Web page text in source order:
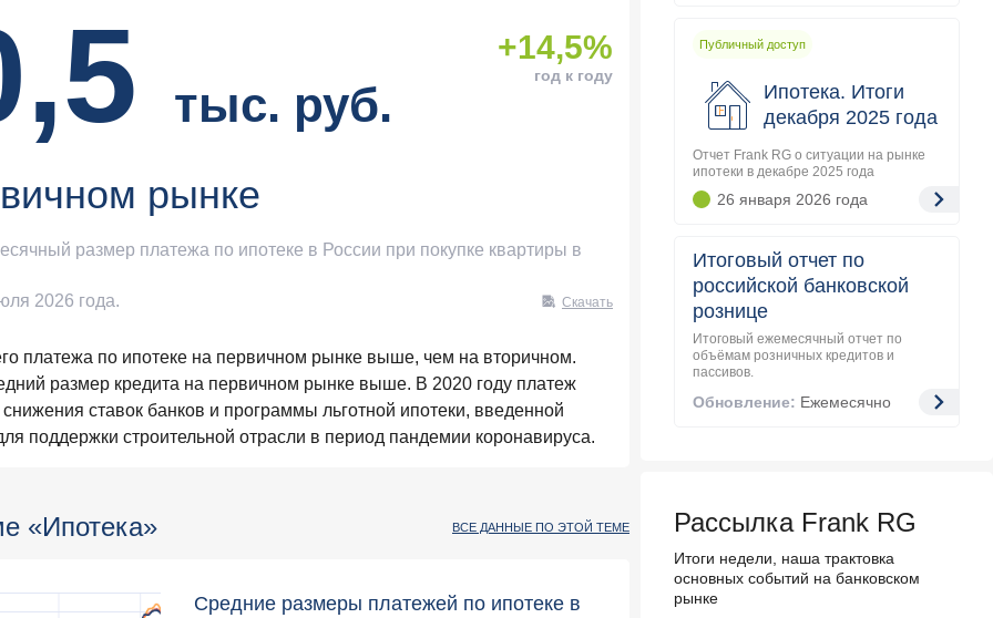
тыс. руб.
+14,5%
год к году
рынке
размер платежа по ипотеке в России при покупке квартиры в
2026 года. Скачать
платежа по ипотеке на первичном рынке выше, чем на вторичном.
размер кредита на первичном рынке выше. В 2020 году платеж
снижения ставок банков и программы льготной ипотеки, введенной
поддержки строительной отрасли в период пандемии коронавируса.
«Ипотека» ВСЕ ДАННЫЕ ПО ЭТОЙ ТЕМЕ
Средние размеры платежей по ипотеке в
Публичный доступ
Ипотека. Итоги
декабря 2025 года
Отчет Frank RG о ситуации на рынке
ипотеки в декабре 2025 года
26 января 2026 года
Итоговый отчет по
российской банковской
рознице
Итоговый ежемесячный отчет по
объёмам розничных кредитов и
пассивов.
Обновление: Ежемесячно
Рассылка Frank RG
Итоги недели, наша трактовка
основных событий на банковском
рынке